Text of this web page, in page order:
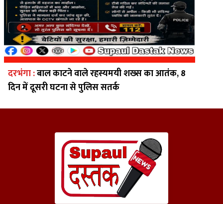
दरभंगा :बाल काटने वाले रहस्यमयी शख्स का आतंक, 8
दिन में दूसरी घटना से पुलिस सतर्क